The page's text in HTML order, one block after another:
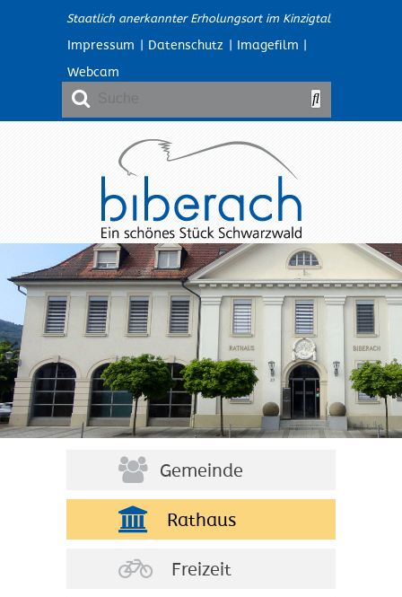
Staatlich anerkannter Erholungsort im Kinzigtal
Impressum | Datenschutz | Imagefilm |
Webcam
Gemeinde
Rathaus
Freizeit